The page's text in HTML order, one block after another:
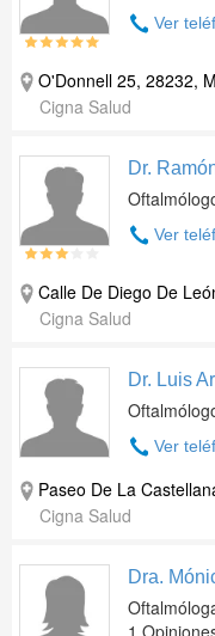
Ver
O'Donnell 25, 28232,
Cigna Salud
Dr.
Ver
Calle De Diego De
Cigna Salud
Dr. Luis
Ver
Paseo De La
Cigna Salud
Dra.
1